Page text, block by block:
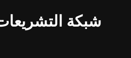
شبكة التشريعات